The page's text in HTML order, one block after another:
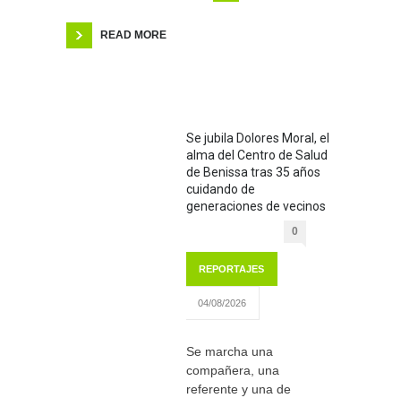
READ MORE
Se jubila Dolores Moral, el
alma del Centro de Salud
de Benissa tras 35 años
cuidando de
generaciones de vecinos
0
REPORTAJES
04/08/2026
Se marcha una
compañera, una
referente y una de